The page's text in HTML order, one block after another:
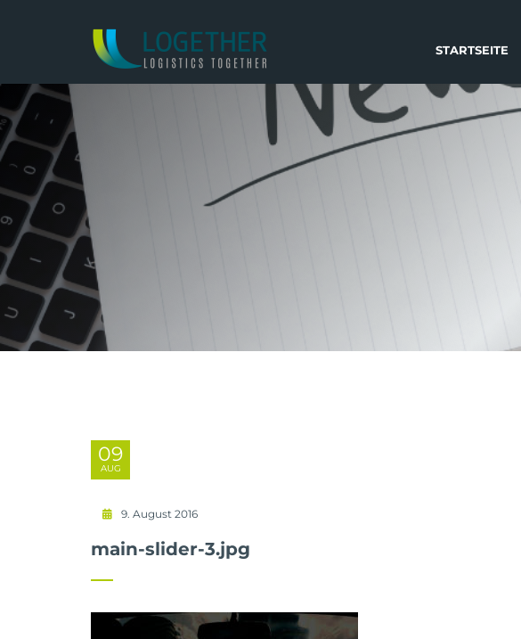
STARTSEITE
09
AUG
9. August 2016
main-slider-3.jpg